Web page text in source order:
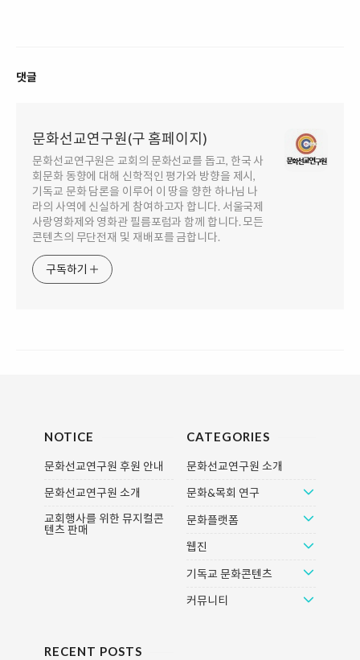
댓글
문화선교연구원(구 홈페이지)
문화선교연구원은 교회의 문화선교를 돕고, 한국 사
회문화 동향에 대해 신학적인 평가와 방향을 제시,
기독교 문화 담론을 이루어 이 땅을 향한 하나님 나
라의 사역에 신실하게 참여하고자 합니다. 서울국제
사랑영화제와 영화관 필름포럼과 함께 합니다. 모든
콘텐츠의 무단전재 및 재배포를 금합니다.
구독하기
NOTICE
문화선교연구원 후원 안내
문화선교연구원 소개
교회행사를 위한 뮤지컬콘
텐츠 판매
CATEGORIES
문화선교연구원 소개
문화&목회 연구
문화플랫폼
웹진
기독교 문화콘텐츠
커뮤니티
RECENT POSTS